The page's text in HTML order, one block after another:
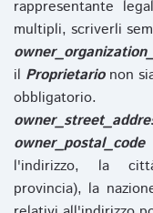
rappresentante
multipli, scriverli
il Proprietarionon
obbligatorio.
owner_postal_code
l'indirizzo, la
provincia), la